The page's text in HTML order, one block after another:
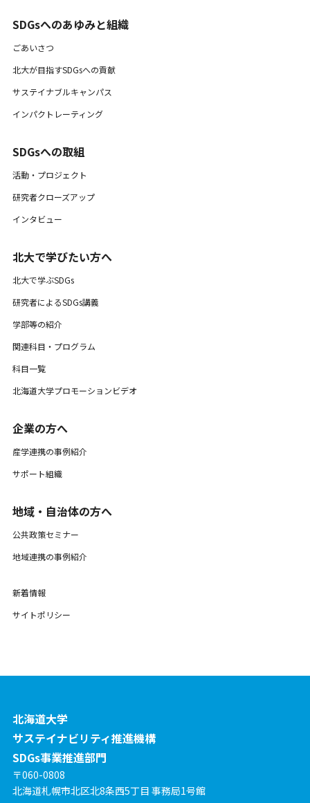
SDGsへのあゆみと組織 ​
ごあいさつ
北大が目指すSDGsへの貢献
サステイナブルキャンパス
インパクトレーティング
SDGsへの取組
活動・プロジェクト
研究者クローズアップ
インタビュー
北大で学びたい方へ
北大で学ぶSDGs
研究者によるSDGs講義
学部等の紹介
関連科目・プログラム
科目一覧
北海道大学プロモーションビデオ
企業の方へ
産学連携の事例紹介
サポート組織
地域・自治体の方へ
公共政策セミナー
地域連携の事例紹介
新着情報
サイトポリシー
北海道大学
サステイナビリティ推進機構
SDGs事業推進部門
〒060-0808
北海道札幌市北区北8条西5丁目 事務局1号館